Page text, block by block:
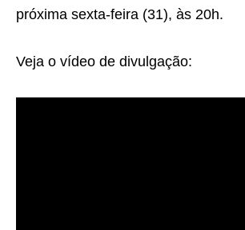
próxima sexta-feira (31), às 20h.
Veja o vídeo de divulgação: